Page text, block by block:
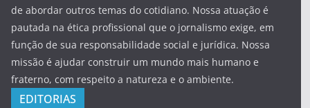
de abordar outros temas do cotidiano. Nossa atuação é
pautada na ética profissional que o jornalismo exige, em
função de sua responsabilidade social e jurídica. Nossa
missão é ajudar construir um mundo mais humano e
fraterno, com respeito a natureza e o ambiente.
EDITORIAS